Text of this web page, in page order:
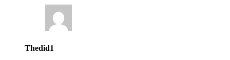
Thedid1